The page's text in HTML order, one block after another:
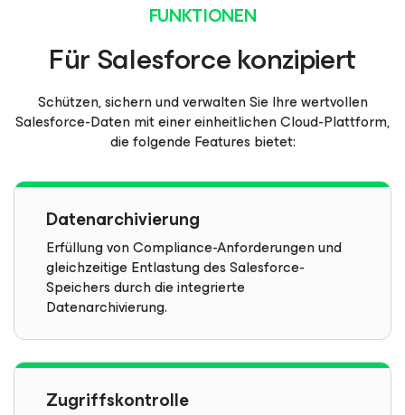
FUNKTIONEN
Für Salesforce konzipiert
Schützen, sichern und verwalten Sie Ihre wertvollen
Salesforce-Daten mit einer einheitlichen Cloud-Plattform,
die folgende Features bietet:
Datenarchivierung
Erfüllung von Compliance-Anforderungen und
gleichzeitige Entlastung des Salesforce-
Speichers durch die integrierte
Datenarchivierung.
Zugriffskontrolle